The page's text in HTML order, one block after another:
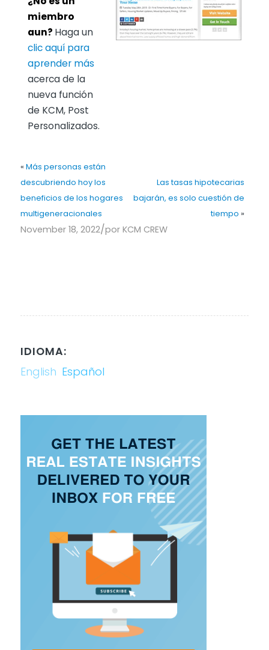
miembro
aun? Haga un
clic aquí para
aprender más
acerca de la
nueva función
de KCM, Post
Personalizados.
« Más personas están
descubriendo hoy los
beneficios de los hogares
multigeneracionales
Las tasas hipotecarias
bajarán, es solo cuestión de
tiempo »
November 18, 2022/por KCM CREW
IDIOMA:
English Español